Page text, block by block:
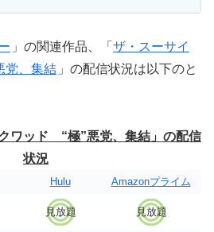
」の関連作品、「 ザ・スーサイ
党、集結 」の配信状況は以下のと
ワッド “極”悪党、集結」の配信
状況
Hulu Amazonプライム
見放題 見放題